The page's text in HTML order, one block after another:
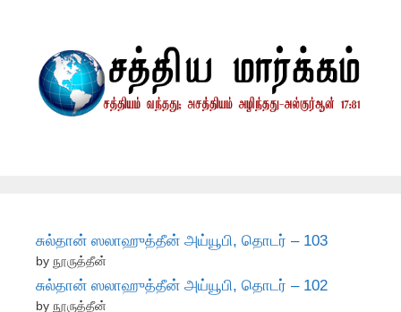
சுல்தான் ஸலாஹுத்தீன் அய்யூபி, தொடர் – 103
by நூருத்தீன்
சுல்தான் ஸலாஹுத்தீன் அய்யூபி, தொடர் – 102
by நூருத்தீன்